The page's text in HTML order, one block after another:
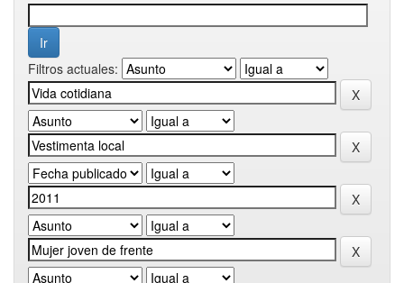
Filtros actuales: